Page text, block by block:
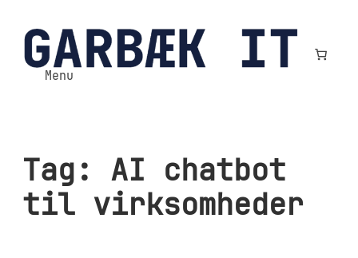
til
indhold
Menu
Tag: AI chatbot
til virksomheder